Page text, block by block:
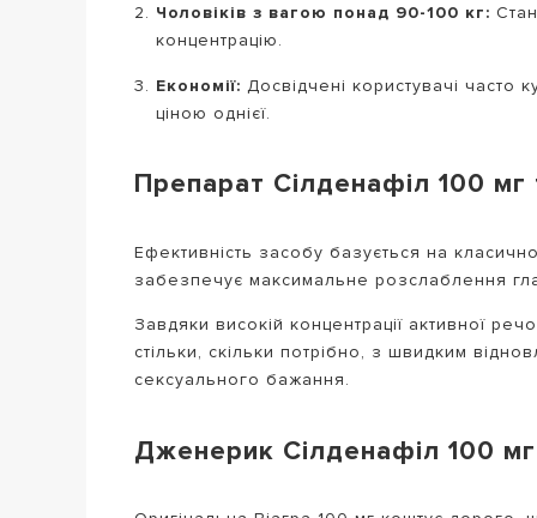
Чоловіків з вагою понад 90-100 кг:
концентрацію.
Економії: Досвідчені користувачі часто
ціною однієї.
Препарат Сілденафіл 100 мг
Ефективність засобу базується на
забезпечує максимальне розслаблення
Завдяки високій концентрації активної
стільки, скільки потрібно, з швидким
сексуального бажання.
Дженерик Сілденафіл 100